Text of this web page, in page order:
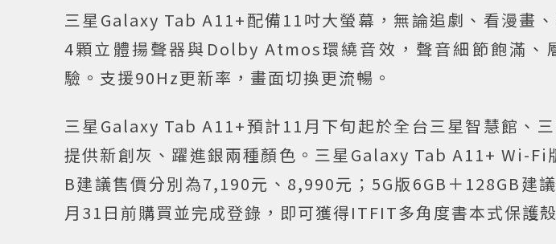
三星Galaxy Tab A11+配備11吋大螢幕，無論追劇、看漫畫
4顆立體揚聲器與Dolby Atmos環繞音效，聲音細節飽滿、
驗。支援90Hz更新率，畫面切換更流暢。
三星Galaxy Tab A11+預計11月下旬起於全台三星智慧館、
提供新創灰、躍進銀兩種顏色。三星Galaxy Tab A11+ Wi-Fi
B建議售價分別為7,190元、8,990元；5G版6GB＋128GB建
月31日前購買並完成登錄，即可獲得ITFIT多角度書本式保護